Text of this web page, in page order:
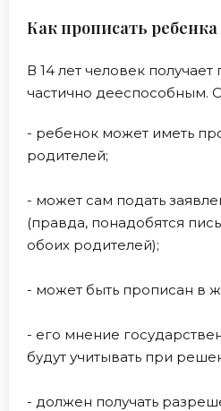
Как прописать ребенка
В 14 лет человек получает
частично дееспособным.
- ребенок может иметь
родителей;
- может сам подать
(правда, понадобятся
обоих родителей);
- может быть прописан в
- его мнение
будут учитывать при
- должен получать